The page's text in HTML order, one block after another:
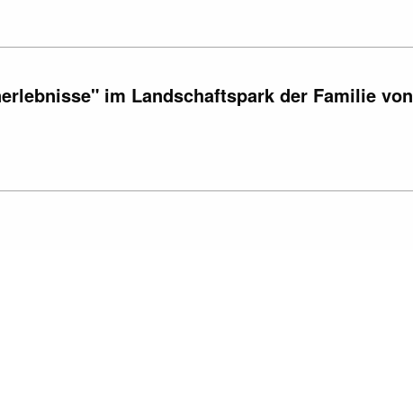
im Landschaftspark der Familie von